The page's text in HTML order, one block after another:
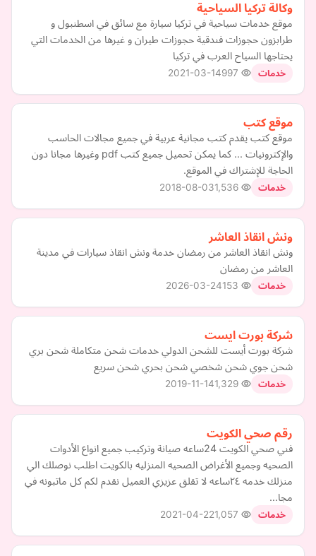
وكالة تركيا السياحية
موقع خدمات سياحية في تركيا سيارة مع سائق في اسطنبول و
طرابزون حجوزات فندقية حجوزات طيران و غيرها من الخدمات التي
يحتاجها السياح العرب في تركيا
خدمات 2021-03-14
موقع كتب
موقع كتب يقدم كتب مجانية عربية في جميع مجالات الحاسب
والإكترونيات ... كما يمكن تحميل جميع كتب pdf وغيرها مجانا دون
الحاجة للإشتراك في الموقع.
خدمات 2018-08-03
ونش انقاذ العاشر
ونش انقاذ العاشر من رمضان خدمة ونش انقاذ سيارات في مدينة
العاشر من رمضان
خدمات 2026-03-24
شركة بورت ايست
شركة بورت أيست للشحن الدولي خدمات شحن متكاملة شحن بري
شحن جوي شحن شخصي شحن بحري شحن سريع
خدمات 2019-11-14
رقم صحي الكويت
فني صحي الكويت 24ساعه صيانة وتركيب جميع انواع الأدوات
الصحيه وجميع الأغراض الصحيه المنزليه بالكويت اطلب نوصلك الي
منزلك خدمه ٢٤ساعه لا تقلق عزيزي العميل نقدم لكم كل ماتبونه في
مجا…
خدمات 2021-04-22